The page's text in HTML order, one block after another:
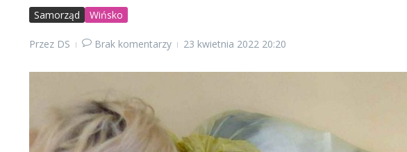
Samorząd Wińsko
Przez DS Brak komentarzy 23 kwietnia 2022 20:20